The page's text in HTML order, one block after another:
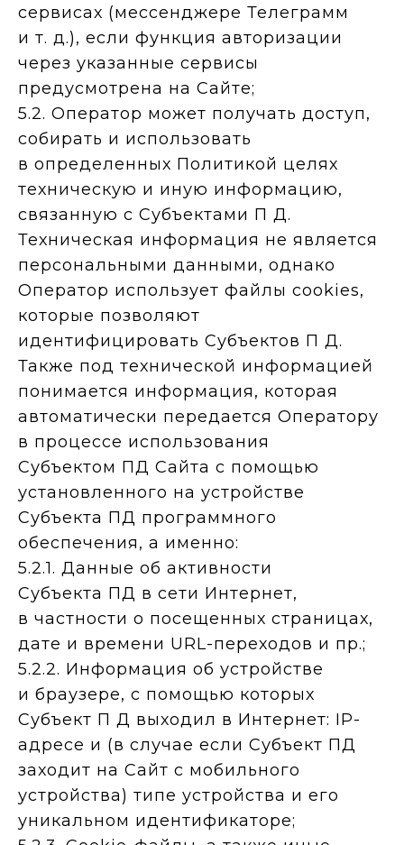
сервисах (мессенджере Телеграмм
и т. д.), если функция авторизации
через указанные сервисы
предусмотрена на Сайте;
5.2. Оператор может получать доступ,
собирать и использовать
в определенных Политикой целях
техническую и иную информацию,
связанную с Субъектами П Д.
Техническая информация не является
персональными данными, однако
Оператор использует файлы cookies,
которые позволяют
идентифицировать Субъектов П Д.
Также под технической информацией
понимается информация, которая
автоматически передается Оператору
в процессе использования
Субъектом ПД Сайта с помощью
установленного на устройстве
Субъекта ПД программного
обеспечения, а именно:
5.2.1. Данные об активности
Субъекта ПД в сети Интернет,
в частности о посещенных страницах,
дате и времени URL-переходов и пр.;
5.2.2. Информация об устройстве
и браузере, с помощью которых
Субъект П Д выходил в Интернет: IP-
адресе и (в случае если Субъект ПД
заходит на Сайт с мобильного
устройства) типе устройства и его
уникальном идентификаторе;